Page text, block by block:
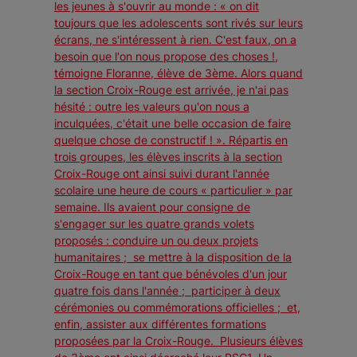
les jeunes à s'ouvrir au monde : « on dit
toujours que les adolescents sont rivés sur leurs
écrans, ne s'intéressent à rien. C'est faux, on a
besoin que l'on nous propose des choses !,
témoigne Floranne, élève de 3ème. Alors quand
la section Croix-Rouge est arrivée, je n'ai pas
hésité : outre les valeurs qu'on nous a
inculquées, c'était une belle occasion de faire
quelque chose de constructif ! ». Répartis en
trois groupes, les élèves inscrits à la section
Croix-Rouge ont ainsi suivi durant l'année
scolaire une heure de cours « particulier » par
semaine. Ils avaient pour consigne de
s'engager sur les quatre grands volets
proposés : conduire un ou deux projets
humanitaires ; se mettre à la disposition de la
Croix-Rouge en tant que bénévoles d'un jour
quatre fois dans l'année ; participer à deux
cérémonies ou commémorations officielles ; et,
enfin, assister aux différentes formations
proposées par la Croix-Rouge. Plusieurs élèves